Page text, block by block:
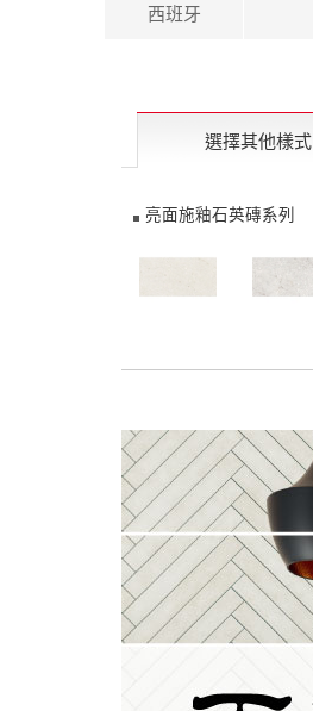
西班牙
選擇其他樣式
亮面施釉石英磚系列